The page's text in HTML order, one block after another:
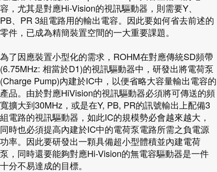
容，尤其是對應Hi-Vision的視訊驅動器，則需要Y、
PB、PR 3組電路用的輸出電容。因此要如何省去前述的
零件，已成為精簡裝置空間的一大重要課題。
為了因應裝置小型化的需求，ROHM在對應傳統SD頻帶
(6.75MHz: 相當於D1)的視訊驅動器中，研發出將電荷泵
(Charge Pump)內建於IC中，以便省略大容量輸出電容的
產品。由於對應HiVision的視訊驅動器必須將可傳送的頻
寬擴大到30MHz，或是在Y, PB, PR的訊號輸出上配備3
組電路的視訊驅動器，如此IC的規模勢必會越來越大，
同時也必須提高內建於IC中的電荷泵電路所需之負電源
功率。因此要研發出一顆具備超小型體積並內建電荷
泵，同時還要能夠對應Hi-Vision的無電容驅動器是一件
十分不易達成的目標。